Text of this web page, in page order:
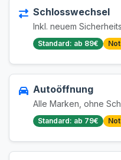
Schlosswechsel
Inkl. neuem
Standard: ab 89€
Autoöffnung
Alle Marken, ohne
Standard: ab 79€